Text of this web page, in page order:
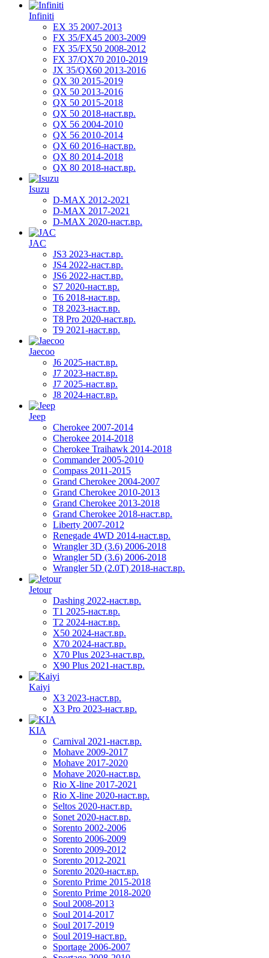
Infiniti
EX 35 2007-2013
FX 35/FX45 2003-2009
FX 35/FX50 2008-2012
FX 37/QX70 2010-2019
JX 35/QX60 2013-2016
QX 30 2015-2019
QX 50 2013-2016
QX 50 2015-2018
QX 50 2018-наст.вр.
QX 56 2004-2010
QX 56 2010-2014
QX 60 2016-наст.вр.
QX 80 2014-2018
QX 80 2018-наст.вр.
Isuzu
D-MAX 2012-2021
D-MAX 2017-2021
D-MAX 2020-наст.вр.
JAC
JS3 2023-наст.вр.
JS4 2022-наст.вр.
JS6 2022-наст.вр.
S7 2020-наст.вр.
T6 2018-наст.вр.
T8 2023-наст.вр.
T8 Pro 2020-наст.вр.
T9 2021-наст.вр.
Jaecoo
J6 2025-наст.вр.
J7 2023-наст.вр.
J7 2025-наст.вр.
J8 2024-наст.вр.
Jeep
Cherokee 2007-2014
Cherokee 2014-2018
Cherokee Traihawk 2014-2018
Commander 2005-2010
Compass 2011-2015
Grand Cherokee 2004-2007
Grand Cherokee 2010-2013
Grand Cherokee 2013-2018
Grand Cherokee 2018-наст.вр.
Liberty 2007-2012
Renegade 4WD 2014-наст.вр.
Wrangler 3D (3.6) 2006-2018
Wrangler 5D (3.6) 2006-2018
Wrangler 5D (2.0T) 2018-наст.вр.
Jetour
Dashing 2022-наст.вр.
T1 2025-наст.вр.
T2 2024-наст.вр.
X50 2024-наст.вр.
X70 2024-наст.вр.
X70 Plus 2023-наст.вр.
X90 Plus 2021-наст.вр.
Kaiyi
X3 2023-наст.вр.
X3 Pro 2023-наст.вр.
KIA
Carnival 2021-наст.вр.
Mohave 2009-2017
Mohave 2017-2020
Mohave 2020-наст.вр.
Rio X-line 2017-2021
Rio X-line 2020-наст.вр.
Seltos 2020-наст.вр.
Sonet 2020-наст.вр.
Sorento 2002-2006
Sorento 2006-2009
Sorento 2009-2012
Sorento 2012-2021
Sorento 2020-наст.вр.
Sorento Prime 2015-2018
Sorento Prime 2018-2020
Soul 2008-2013
Soul 2014-2017
Soul 2017-2019
Soul 2019-наст.вр.
Sportage 2006-2007